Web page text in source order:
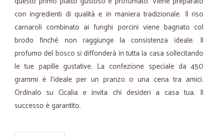
con ingredienti di qualità e in maniera tradizionale. Il riso
carnaroli combinato ai funghi porcini viene bagnato col
brodo finché non raggiunge la consistenza ideale. Il
profumo del bosco si diffonderà in tutta la casa sollecitando
le tue papille gustative. La confezione speciale da 450
grammi è l'ideale per un pranzo o una cena tra amici.
Ordinalo su Cicalia e invita chi desideri a casa tua. Il
successo è garantito.